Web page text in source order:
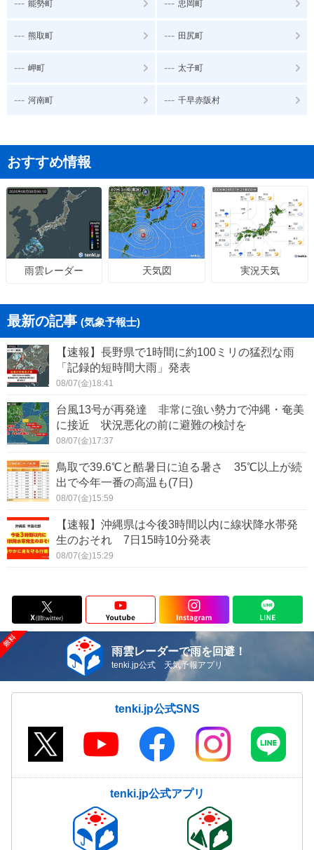
--- 能勢町 --- 忠岡町
--- 熊取町 --- 田尻町
--- 岬町 --- 太子町
--- 河南町 --- 千早赤阪村
おすすめ情報
雨雲レーダー 天気図 実況天気
最新の記事 (気象予報士)
【速報】長野県で1時間に約100ミリの猛烈な雨
「記録的短時間大雨」発表
08/07(金)18:41
台風13号が再発達 非常に強い勢力で沖縄・奄美
に接近 状況悪化の前に避難の検討を
08/07(金)17:37
鳥取で39.6℃と酷暑日に迫る暑さ 35℃以上が続
出で今年一番の高温も(7日)
08/07(金)15:59
【速報】沖縄県は今後3時間以内に線状降水帯発
生のおそれ 7日15時10分発表
08/07(金)15:29
雨雲レーダーで雨を回避！
tenki.jp公式 天気予報アプリ
tenki.jp公式SNS
tenki.jp公式アプリ